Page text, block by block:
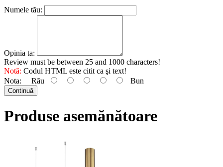
Numele tău:
Opinia ta:
Review must be between 25 and 1000 characters!
Notă: Codul HTML este citit ca şi text!
Nota:
Rău Bun
Continuă
Produse asemănătoare